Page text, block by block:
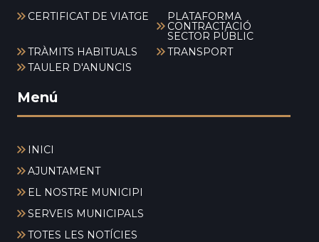
CERTIFICAT DE VIATGE PLATAFORMA
CONTRACTACIÓ
SECTOR PÚBLIC
TRÀMITS HABITUALS
TRANSPORT
TAULER D'ANUNCIS
Menú
INICI
AJUNTAMENT
EL NOSTRE MUNICIPI
SERVEIS MUNICIPALS
TOTES LES NOTÍCIES